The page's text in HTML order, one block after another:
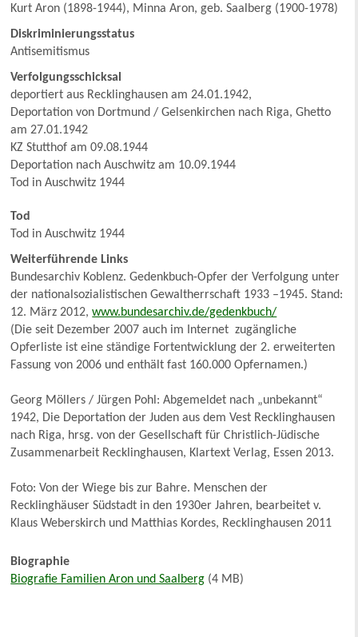
Kurt Aron (1898-1944), Minna Aron, geb. Saalberg (1900-1978)
Diskriminierungsstatus
Antisemitismus
Verfolgungsschicksal
deportiert aus Recklinghausen am 24.01.1942,
Deportation von Dortmund / Gelsenkirchen nach Riga, Ghetto
am 27.01.1942
KZ Stutthof am 09.08.1944
Deportation nach Auschwitz am 10.09.1944
Tod in Auschwitz 1944
Tod
Tod in Auschwitz 1944
Weiterführende Links
Bundesarchiv Koblenz. Gedenkbuch-Opfer der Verfolgung unter
der nationalsozialistischen Gewaltherrschaft 1933 –1945. Stand:
12. März 2012,www.bundesarchiv.de/gedenkbuch/
(Die seit Dezember 2007 auch im Internet zugängliche
Opferliste ist eine ständige Fortentwicklung der 2. erweiterten
Fassung von 2006 und enthält fast 160.000 Opfernamen.)
Georg Möllers / Jürgen Pohl: Abgemeldet nach „unbekannt“
1942, Die Deportation der Juden aus dem Vest Recklinghausen
nach Riga, hrsg. von der Gesellschaft für Christlich-Jüdische
Zusammenarbeit Recklinghausen, Klartext Verlag, Essen 2013.
Foto: Von der Wiege bis zur Bahre. Menschen der
Recklinghäuser Südstadt in den 1930er Jahren, bearbeitet v.
Klaus Weberskirch und Matthias Kordes, Recklinghausen 2011
Biographie
Biografie Familien Aron und Saalberg (4 MB)